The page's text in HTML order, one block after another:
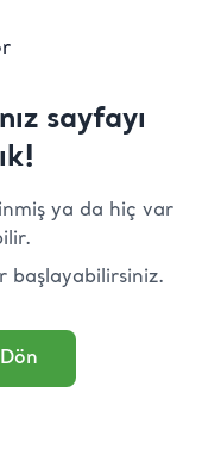
sayfayı
ya da hiç var
başlayabilirsiniz.